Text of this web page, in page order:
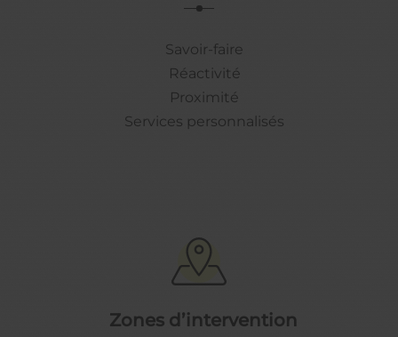
Savoir-faire
Réactivité
Proximité
Services personnalisés
Zones d’intervention